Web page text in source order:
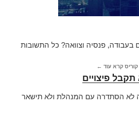
בעבודה, פנסיה וצוואה? כל התשובות
קרא עוד ←
פיצויים
לא הסתדרה עם המנהלת ולא תישאר